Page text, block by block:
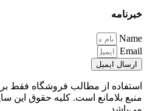
خبرنامه
Name
Email
ارسال ایمیل
استفاده از مطالب فروشگاه فقط
منبع بلامانع است. کلیه حقوق این
می‌باشد.